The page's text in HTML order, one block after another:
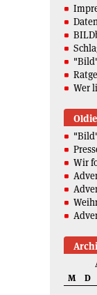
Wer
Wir
M
D